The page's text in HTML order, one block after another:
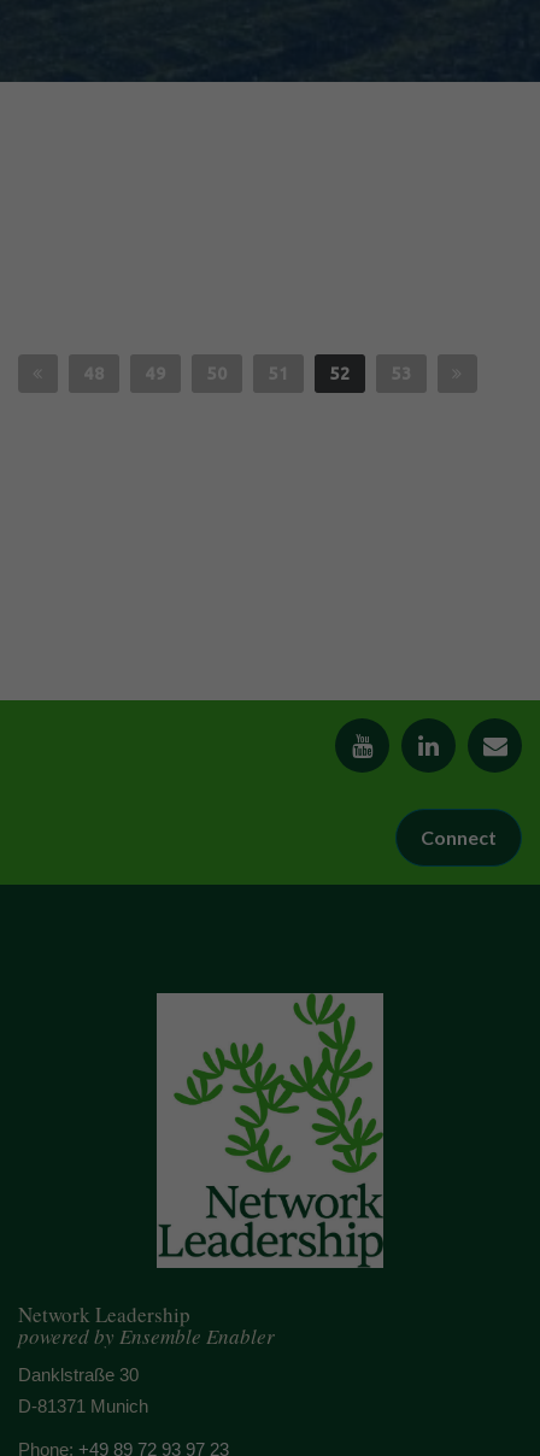
48 49 50 51 52 53
Connect
Network Leadership
powered by Ensemble Enabler
Danklstraße 30
D-81371 Munich
Phone: +49 89 72 93 97 23